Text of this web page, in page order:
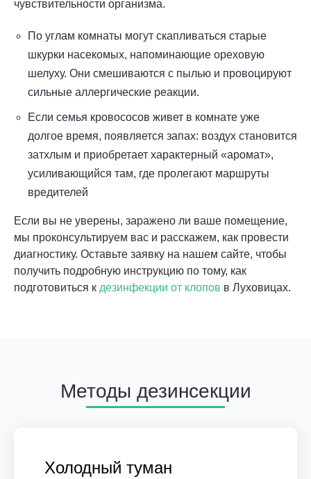
чувствительности организма.
По углам комнаты могут скапливаться старые
шкурки насекомых, напоминающие ореховую
шелуху. Они смешиваются с пылью и провоцируют
сильные аллергические реакции.
Если семья кровососов живет в комнате уже
долгое время, появляется запах: воздух становится
затхлым и приобретает характерный «аромат»,
усиливающийся там, где пролегают маршруты
вредителей
Если вы не уверены, заражено ли ваше помещение,
мы проконсультируем вас и расскажем, как провести
диагностику. Оставьте заявку на нашем сайте, чтобы
получить подробную инструкцию по тому, как
подготовиться к дезинфекции от клопов в Луховицах.
Методы дезинсекции
Холодный туман